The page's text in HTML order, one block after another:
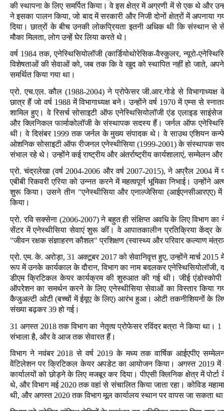
की स्थापना के लिए समर्पित किया। वे इस क्षेत्र में अग्रणी में से एक थे और
ने इसका पालन किया, जो बाद में सरकारी और निजी दोनों क्षेत्रों में
दिया। छात्रों के बीच उनकी लोकप्रियता इतनी अधिक थी कि संस्थान से
मौका मिलता, लोग उन्हें घेर लिया करते थे।
वर्ष 1984 तक, एनेस्थिसियोलॉजी (कार्डियोथोरेसिक-वैस्कुलर, न्यूरो-
विशेषताओं की सेवाओं को, जब तक कि वे खुद को स्थापित नहीं हो जाते, अपने
समर्थित किया गया था।
प्रो. एच.एल. कौल (1988-2004) ने प्रोफेसर जी.आर.गोडे से
छात्र हैं जो वर्ष 1988 में विभागाध्यक्ष बने। उन्होंने वर्ष 1970 में एम्स से
शामिल हुए। वे रिसर्च सोसाइटी ऑफ एनेस्थिसियोलॉजी एंड एलाइड
और क्लिनिकल फार्माकोलॉजी के संस्थापक सदस्य हैं। जर्नल ऑफ
थी। वे दिसंबर 1999 तक जर्नल के मुख्य संपादक थे। वे साउथ एशियन
ओशनिक सोसाइटी ऑफ रीजनल एनेस्थीसिया (1999-2001) के संस्थापक
संभाल रहे थे। उन्होंने कई राष्ट्रीय और अंतर्राष्ट्रीय कार्यशालाएं, सम्मेलन
प्रो. चंद्रलेखा (वर्ष 2004-2006 और वर्ष 2007-2015), ने अप्रैल 2004
एबीबी रिकवरी एरिया को उन्नत करने में महत्वपूर्ण भूमिका निभाई। उन्होंने
शुरू किया। उसने तीन "एनेस्थीसिया और एनाल्जेसिया (आईएनसीआरएए) में
किया।
प्रो. रवि सक्सेना (2006-2007) ने बहुत ही संक्षिप्त अवधि के लिए विभाग
सेंटर में एनेस्थीसिया सेवाएं शुरू कीं। वे आपातकालीन प्रतिक्रिया केंद्र के
"जीवन रक्षक संज्ञाहरण कौशल" प्रशिक्षण (स्वास्थ्य और परिवार कल्याण
प्रो. एम. के. अरोड़ा, 31 अक्टूबर 2017 को सेवानिवृत्त हुए, उन्होंने मार्च 2015
रूप में उनके कार्यकाल के दौरान, विभाग का नाम बदलकर एनेस्थिसियोलॉजी,
डीएम क्रिटिकल केयर कार्यक्रम की शुरुआत की गई थी। जीई
ऑपरेशन का समर्थन करने के लिए एनेस्थीसिया सेवाओं का विस्तार किया
कैजुअल्टी ओटी (बच्चों में ईयूए के लिए) आरंभ हुआ। ओटी तकनीशियनों के
संख्या बढ़कर 39 हो गई।
31 अगस्त 2018 तक विभाग का नेतृत्व प्रोफेसर रविंदर बत्रा ने किया था। 1
संभाला है, और वे आज तक सेवारत हैं।
विभाग ने नवंबर 2018 से वर्ष 2019 के मध्य तक वार्षिक आईएपीए
वेंटिलेशन पर क्रिटिकल केयर अपडेट का आयोजन किया। अगस्त 2019
कार्यालयों को छोड़ने के लिए मजबूर कर दिया। पीएसी क्लिनिक क्षेत्र में
थे, और विभाग मई 2020 तक वहां से संचालित किया जाता रहा। कोविड
थी, और अगस्त 2020 तक विभाग मूल कार्यालय स्थान पर वापस जा सकता